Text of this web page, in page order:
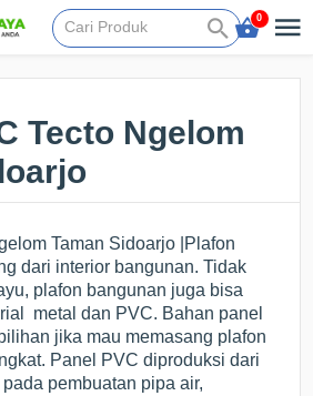
0
Tecto Ngelom
Taman Sidoarjo |Plafon
dari interior bangunan. Tidak
plafon bangunan juga bisa
metal dan PVC. Bahan panel
jika mau memasang plafon
Panel PVC diproduksi dari
pembuatan pipa air,